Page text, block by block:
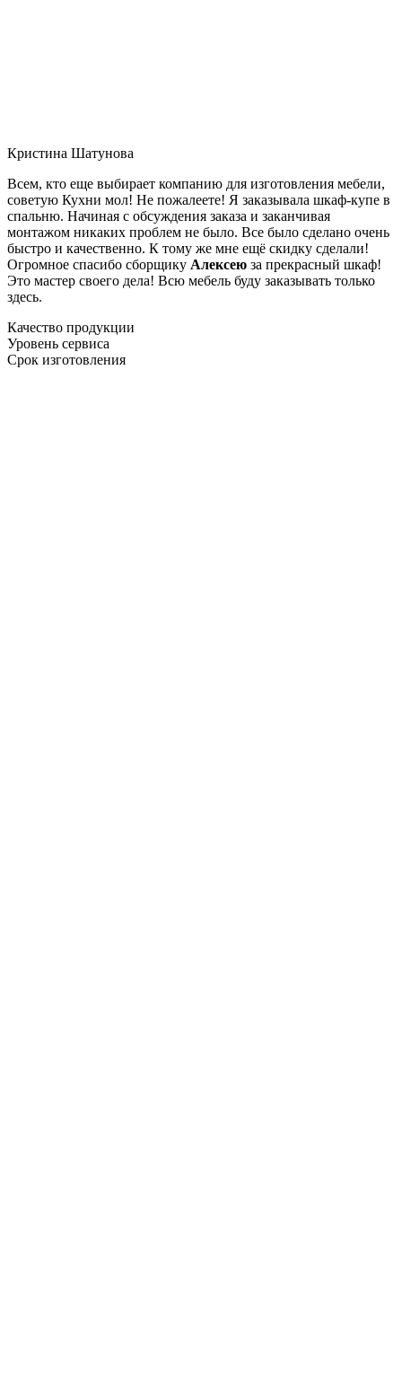
Кристина Шатунова
Всем, кто еще выбирает компанию для изготовления мебели,
советую Кухни мол! Не пожалеете! Я заказывала шкаф-купе в
спальню. Начиная с обсуждения заказа и заканчивая
монтажом никаких проблем не было. Все было сделано очень
быстро и качественно. К тому же мне ещё скидку сделали!
Огромное спасибо сборщику Алексею за прекрасный шкаф!
Это мастер своего дела! Всю мебель буду заказывать только
здесь.
Качество продукции
Уровень сервиса
Срок изготовления